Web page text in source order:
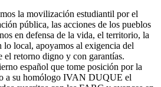
la movilización estudiantil por el
pública, las acciones de los pueblos
en defensa de la vida, el territorio, la
lo local, apoyamos al exigencia del
retorno digno y con garantías.
español que tome posición por la
a su homólogo IVAN DUQUE el